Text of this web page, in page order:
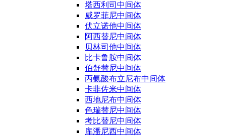
塔西利司中间体
威罗菲尼中间体
伏立诺他中间体
阿西替尼中间体
贝林司他中间体
比卡鲁胺中间体
伯舒替尼中间体
丙氨酸布立尼布中间体
卡非佐米中间体
西地尼布中间体
色瑞替尼中间体
考比替尼中间体
库潘尼西中间体